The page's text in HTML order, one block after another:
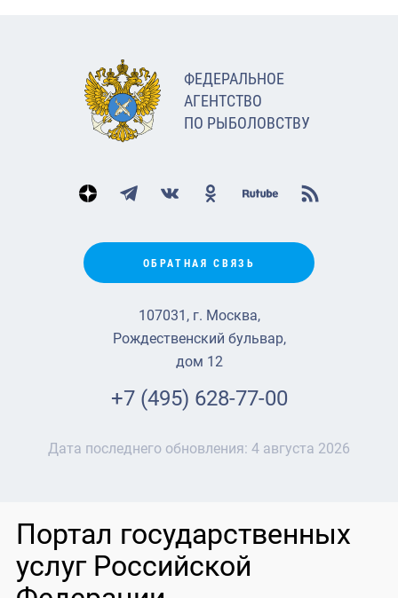
ФЕДЕРАЛЬНОЕ
АГЕНТСТВО
ПО РЫБОЛОВСТВУ
ОБРАТНАЯ СВЯЗЬ
107031, г. Москва,
Рождественский бульвар,
дом 12
+7 (495) 628-77-00
Дата последнего обновления: 4 августа 2026
Портал государственных
услуг Российской